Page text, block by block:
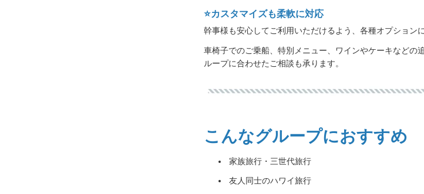
⭐️カスタマイズも柔軟に対応
幹事様も安心してご利用いただけるよう、各種オプション
車椅子でのご乗船、特別メニュー、ワインやケーキなどの
ループに合わせたご相談も承ります。
こんなグループにおすすめ
家族旅行・三世代旅行
友人同士のハワイ旅行